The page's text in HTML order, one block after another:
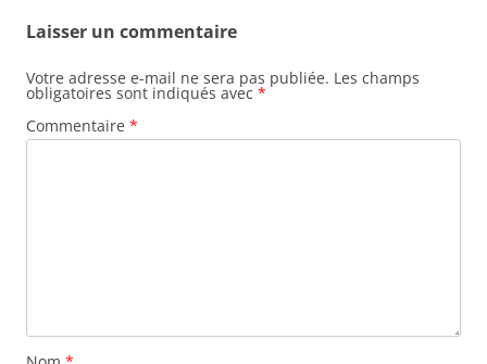
Laisser un commentaire
Votre adresse e-mail ne sera pas publiée. Les champs
obligatoires sont indiqués avec *
Commentaire *